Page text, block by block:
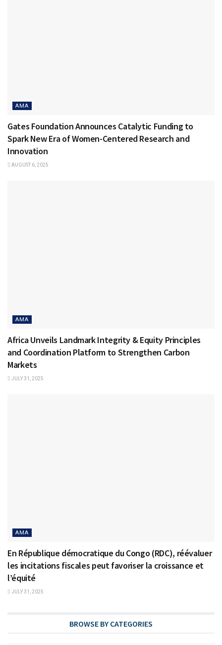
AMA
Gates Foundation Announces Catalytic Funding to
Spark New Era of Women-Centered Research and
Innovation
AUGUST 6, 2025
AMA
Africa Unveils Landmark Integrity & Equity Principles
and Coordination Platform to Strengthen Carbon
Markets
JULY 31, 2025
AMA
En République démocratique du Congo (RDC), réévaluer
les incitations fiscales peut favoriser la croissance et
l’équité
JULY 31, 2025
BROWSE BY CATEGORIES